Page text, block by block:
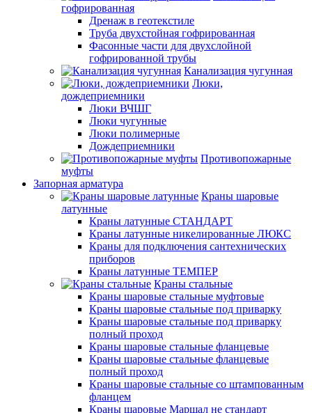
гофрированная
Дренаж в геотекстиле
Труба двухстойная гофрированная
Фасонные части для двухслойной
гофрированной трубы
Канализация чугунная
Люки,
дождеприемники
Люки ВЧШГ
Люки чугунные
Люки полимерные
Дождеприемники
Противопожарные
муфты
Запорная арматура
Краны шаровые
латунные
Краны латунные СТАНДАРТ
Краны латунные никелированные ЛЮКС
Краны для подключения сантехнических
приборов
Краны латунные ТЕМПЕР
Краны стальные
Краны шаровые стальные муфтовые
Краны шаровые стальные под приварку
Краны шаровые стальные под приварку
полный проход
Краны шаровые стальные фланцевые
Краны шаровые стальные фланцевые
полный проход
Краны шаровые стальные со штампованным
фланцем
Краны шаровые Маршал не стандарт